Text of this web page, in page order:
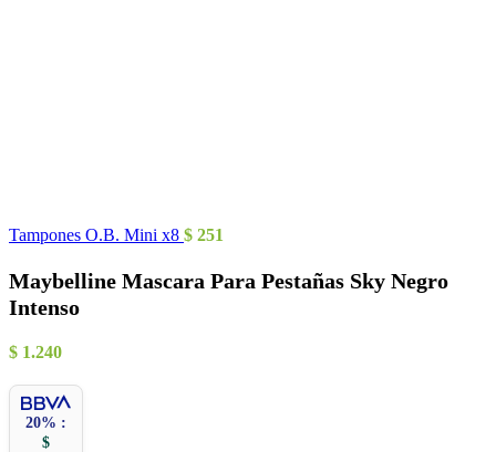
Tampones O.B. Mini x8 $ 251
Maybelline Mascara Para Pestañas Sky Negro
Intenso
$ 1.240
20% :
$